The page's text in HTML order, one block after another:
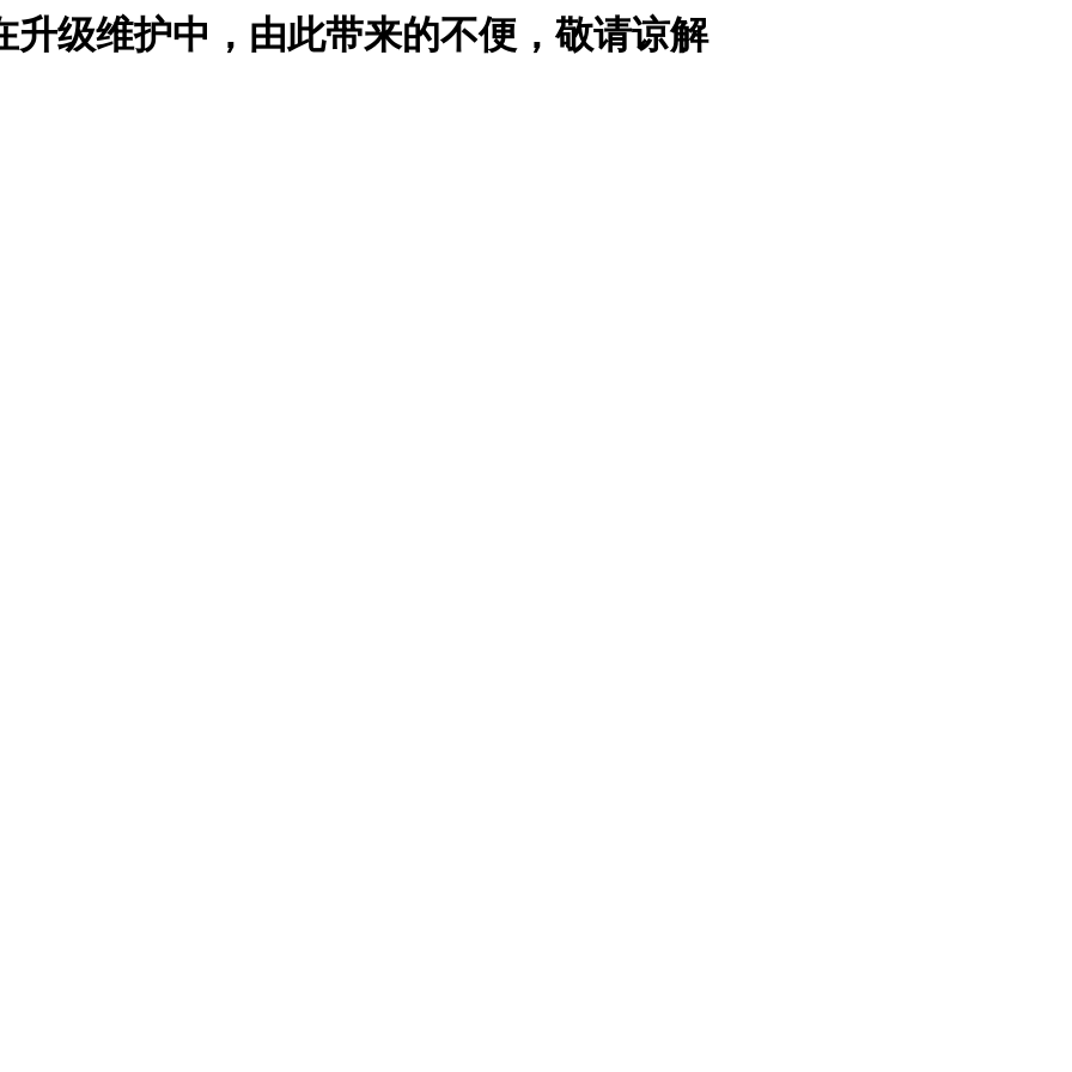
升级维护中，由此带来的不便，敬请谅解